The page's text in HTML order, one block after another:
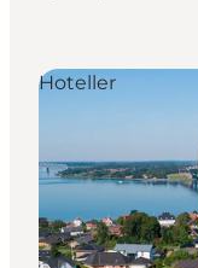
Hoteller